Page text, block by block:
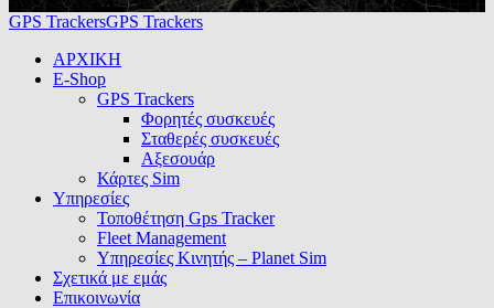
GPS TrackersGPS Trackers
ΑΡΧΙΚΗ
E-Shop
GPS Trackers
Φορητές συσκευές
Σταθερές συσκευές
Αξεσουάρ
Κάρτες Sim
Υπηρεσίες
Τοποθέτηση Gps Tracker
Fleet Management
Υπηρεσίες Κινητής – Planet Sim
Σχετικά με εμάς
Επικοινωνία